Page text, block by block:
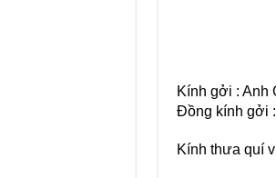
Kính gởi : Anh
Đồng kính gởi
Kính thưa quí